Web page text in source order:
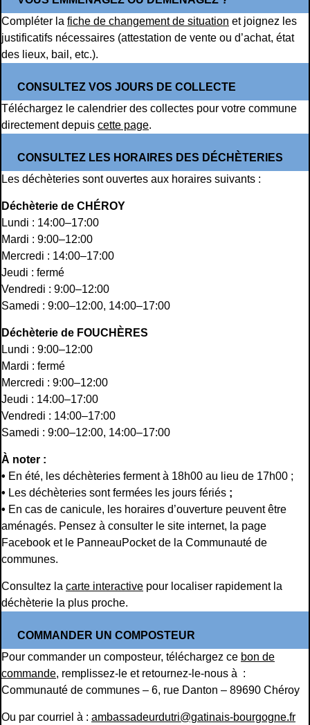
Compléter la fiche de changement de situation et joignez les
justificatifs nécessaires (attestation de vente ou d’achat, état
des lieux, bail, etc.).
CONSULTEZ VOS JOURS DE COLLECTE
Téléchargez le calendrier des collectes pour votre commune
directement depuis cette page.
CONSULTEZ LES HORAIRES DES DÉCHÈTERIES
Les déchèteries sont ouvertes aux horaires suivants :
Déchèterie de CHÉROY
Lundi : 14:00–17:00
Mardi : 9:00–12:00
Mercredi : 14:00–17:00
Jeudi : fermé
Vendredi : 9:00–12:00
Samedi : 9:00–12:00, 14:00–17:00
Déchèterie de FOUCHÈRES
Lundi : 9:00–12:00
Mardi : fermé
Mercredi : 9:00–12:00
Jeudi : 14:00–17:00
Vendredi : 14:00–17:00
Samedi : 9:00–12:00, 14:00–17:00
À noter :
• En été, les déchèteries ferment à 18h00 au lieu de 17h00 ;
• Les déchèteries sont fermées les jours fériés ;
• En cas de canicule, les horaires d’ouverture peuvent être
aménagés. Pensez à consulter le site internet, la page
Facebook et le PanneauPocket de la Communauté de
communes.
Consultez la carte interactive pour localiser rapidement la
déchèterie la plus proche.
COMMANDER UN COMPOSTEUR
Pour commander un composteur, téléchargez ce bon de
commande, remplissez-le et retournez-le-nous à :
Communauté de communes – 6, rue Danton – 89690 Chéroy
Ou par courriel à : ambassadeurdutri@gatinais-bourgogne.fr